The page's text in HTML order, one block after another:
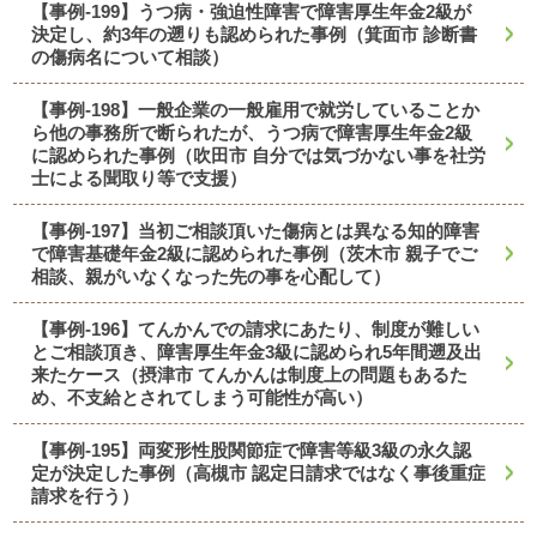
【事例-199】うつ病・強迫性障害で障害厚生年金2級が
決定し、約3年の遡りも認められた事例（箕面市 診断書
の傷病名について相談）
【事例-198】一般企業の一般雇用で就労していることか
ら他の事務所で断られたが、うつ病で障害厚生年金2級
に認められた事例（吹田市 自分では気づかない事を社労
士による聞取り等で支援）
【事例-197】当初ご相談頂いた傷病とは異なる知的障害
で障害基礎年金2級に認められた事例（茨木市 親子でご
相談、親がいなくなった先の事を心配して）
【事例-196】てんかんでの請求にあたり、制度が難しい
とご相談頂き、障害厚生年金3級に認められ5年間遡及出
来たケース（摂津市 てんかんは制度上の問題もあるた
め、不支給とされてしまう可能性が高い）
【事例-195】両変形性股関節症で障害等級3級の永久認
定が決定した事例（高槻市 認定日請求ではなく事後重症
請求を行う）